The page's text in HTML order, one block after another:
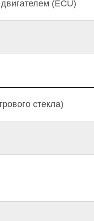
(ECU)
стекла)